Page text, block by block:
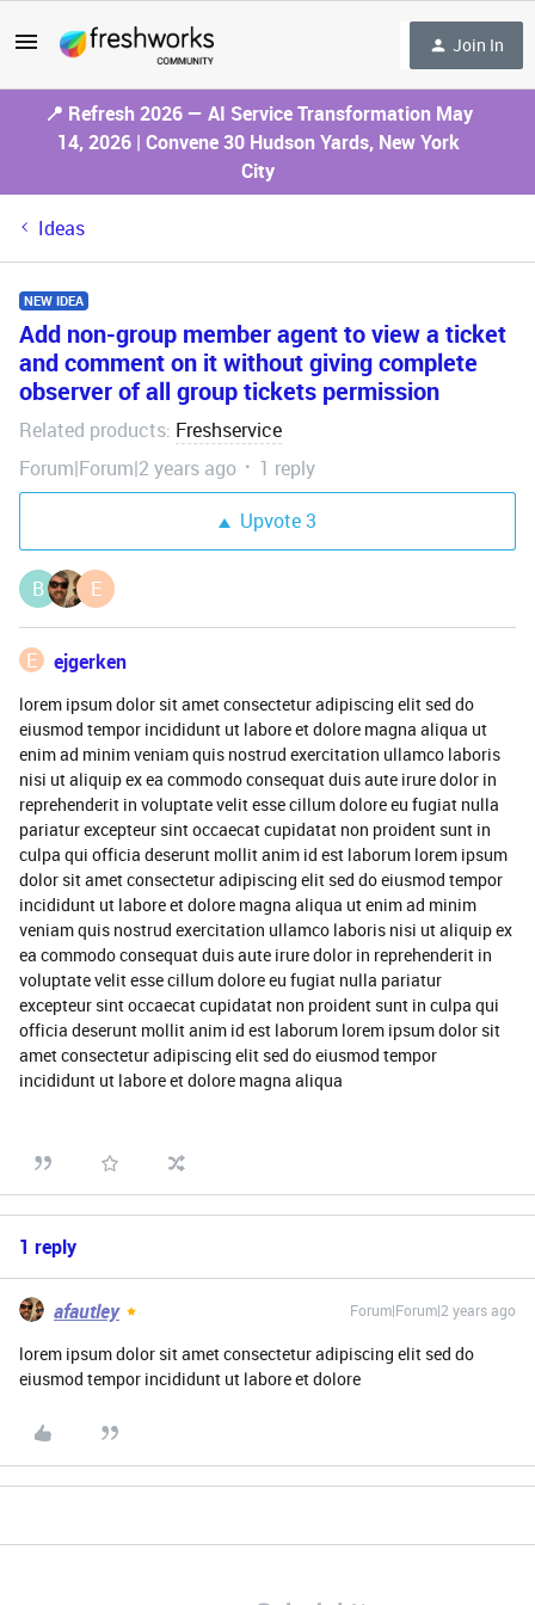
Join In
📍 Refresh 2026 — AI Service Transformation May
14, 2026 | Convene 30 Hudson Yards, New York
City
Ideas
NEW IDEA
Add non-group member agent to view a ticket
and comment on it without giving complete
observer of all group tickets permission
Related products: Freshservice
Forum|Forum|2 years ago
1 reply
Upvote3
B E
E ejgerken
lorem ipsum dolor sit amet consectetur adipiscing elit sed do
eiusmod tempor incididunt ut labore et dolore magna aliqua ut
enim ad minim veniam quis nostrud exercitation ullamco laboris
nisi ut aliquip ex ea commodo consequat duis aute irure dolor in
reprehenderit in voluptate velit esse cillum dolore eu fugiat nulla
pariatur excepteur sint occaecat cupidatat non proident sunt in
culpa qui officia deserunt mollit anim id est laborum lorem ipsum
dolor sit amet consectetur adipiscing elit sed do eiusmod tempor
incididunt ut labore et dolore magna aliqua ut enim ad minim
veniam quis nostrud exercitation ullamco laboris nisi ut aliquip ex
ea commodo consequat duis aute irure dolor in reprehenderit in
voluptate velit esse cillum dolore eu fugiat nulla pariatur
excepteur sint occaecat cupidatat non proident sunt in culpa qui
officia deserunt mollit anim id est laborum lorem ipsum dolor sit
amet consectetur adipiscing elit sed do eiusmod tempor
incididunt ut labore et dolore magna aliqua
1 reply
afautley Forum|Forum|2 years ago
lorem ipsum dolor sit amet consectetur adipiscing elit sed do
eiusmod tempor incididunt ut labore et dolore